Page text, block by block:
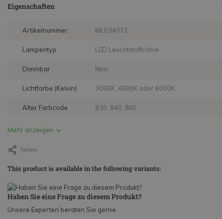
Eigenschaften
Artikelnummer: ML034071
Lampentyp LED Leuchtstoffröhre
Dimmbar Nein
Lichtfarbe (Kelvin) 3000K, 4000K oder 6000K
Alter Farbcode 830, 840, 865
Mehr anzeigen
Teilen
This product is available in the following variants:
Haben Sie eine Frage zu diesem Produkt?
Unsere Experten beraten Sie gerne.